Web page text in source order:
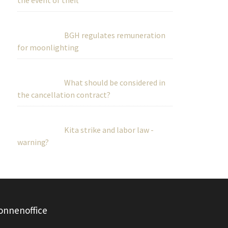
BGH regulates remuneration
for moonlighting
What should be considered in
the cancellation contract?
Kita strike and labor law -
warning?